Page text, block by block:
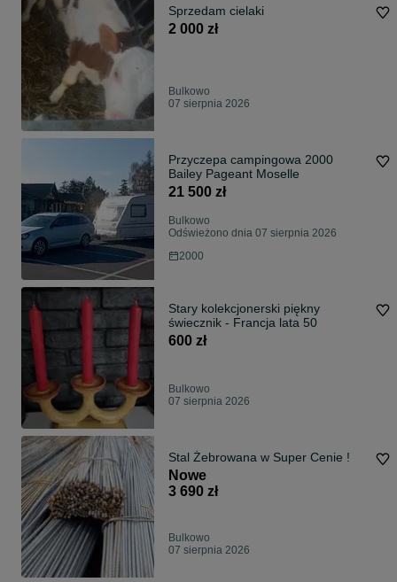
Sprzedam cielaki
2 000 zł
Bulkowo
07 sierpnia 2026
Przyczepa campingowa 2000
Bailey Pageant Moselle
21 500 zł
Bulkowo
Odświeżono dnia 07 sierpnia 2026
2000
Stary kolekcjonerski piękny
świecznik - Francja lata 50
600 zł
Bulkowo
07 sierpnia 2026
Stal Żebrowana w Super Cenie !
Nowe
3 690 zł
Bulkowo
07 sierpnia 2026